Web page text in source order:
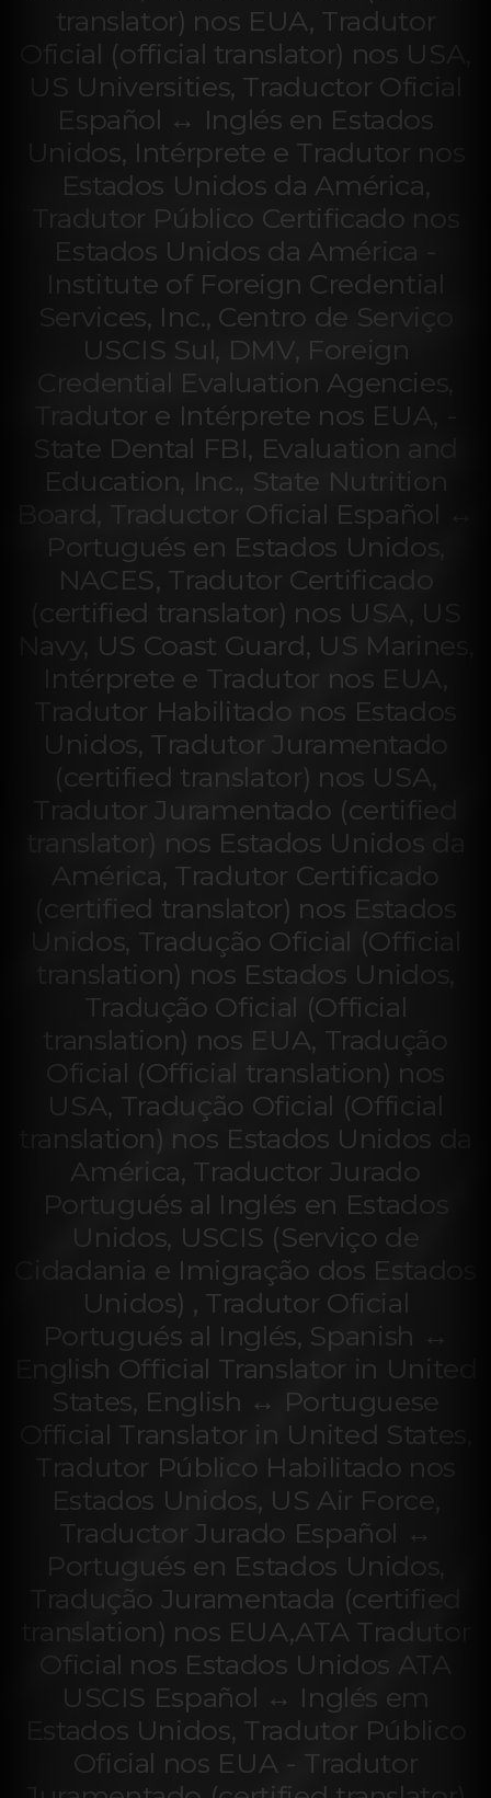
translator) nos EUA, Tradutor
Oficial (official translator) nos USA,
US Universities, Traductor Oficial
Español ↔ Inglés en Estados
Unidos, Intérprete e Tradutor nos
Estados Unidos da América,
Tradutor Público Certificado nos
Estados Unidos da América -
Institute of Foreign Credential
Services, Inc., Centro de Serviço
USCIS Sul, DMV, Foreign
Credential Evaluation Agencies,
Tradutor e Intérprete nos EUA, -
State Dental FBI, Evaluation and
Education, Inc., State Nutrition
Board, Traductor Oficial Español ↔
Portugués en Estados Unidos,
NACES, Tradutor Certificado
(certified translator) nos USA, US
Navy, US Coast Guard, US Marines,
Intérprete e Tradutor nos EUA,
Tradutor Habilitado nos Estados
Unidos, Tradutor Juramentado
(certified translator) nos USA,
Tradutor Juramentado (certified
translator) nos Estados Unidos da
América, Tradutor Certificado
(certified translator) nos Estados
Unidos, Tradução Oficial (Official
translation) nos Estados Unidos,
Tradução Oficial (Official
translation) nos EUA, Tradução
Oficial (Official translation) nos
USA, Tradução Oficial (Official
translation) nos Estados Unidos da
América, Traductor Jurado
Portugués al Inglés en Estados
Unidos, USCIS (Serviço de
Cidadania e Imigração dos Estados
Unidos) , Tradutor Oficial
Portugués al Inglés, Spanish ↔
English Official Translator in United
States, English ↔ Portuguese
Official Translator in United States,
Tradutor Público Habilitado nos
Estados Unidos, US Air Force,
Traductor Jurado Español ↔
Portugués en Estados Unidos,
Tradução Juramentada (certified
translation) nos EUA,ATA Tradutor
Oficial nos Estados Unidos ATA
USCIS Español ↔ Inglés em
Estados Unidos, Tradutor Público
Oficial nos EUA - Tradutor